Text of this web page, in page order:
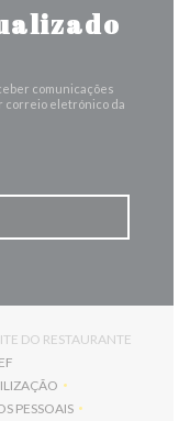
comunicações
correio eletrónico da
DO RESTAURANTE
NUMA NOVA JANELA))
PESSOAIS